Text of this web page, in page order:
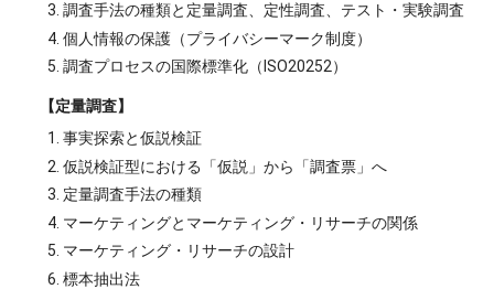
調査手法の種類と定量調査、定性調査、テスト・実験調査
個人情報の保護（プライバシーマーク制度）
調査プロセスの国際標準化（ISO20252）
【定量調査】
事実探索と仮説検証
仮説検証型における「仮説」から「調査票」へ
定量調査手法の種類
マーケティングとマーケティング・リサーチの関係
マーケティング・リサーチの設計
標本抽出法